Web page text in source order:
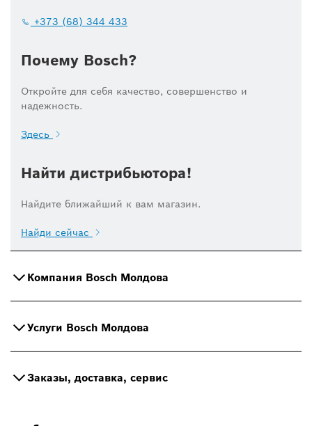
+373 (68) 344 433
Почему Bosch?
Откройте для себя качество, совершенство и
надежность.
Здесь
Найти дистрибьютора!
Найдите ближайший к вам магазин.
Найди сейчас
Компания Bosch Молдова
Услуги Bosch Молдова
Заказы, доставка, сервис